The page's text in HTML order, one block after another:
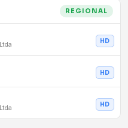
REGIONAL
HD
HD
HD